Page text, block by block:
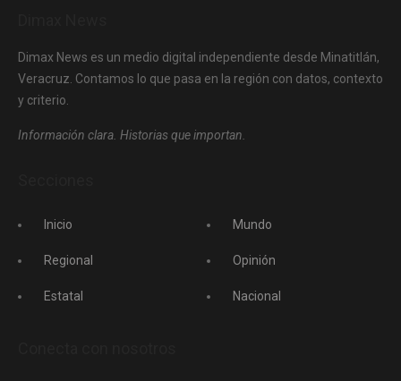
Dimax News es un medio digital independiente desde Minatitlán,
Veracruz. Contamos lo que pasa en la región con datos, contexto
y criterio.
Información clara. Historias que importan.
Inicio
Regional
Estatal
Mundo
Opinión
Nacional